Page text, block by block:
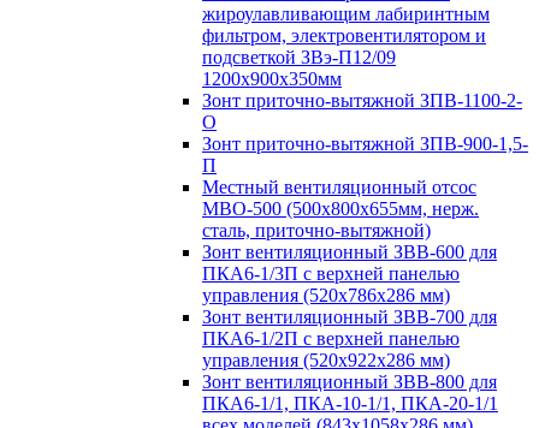
жироулавливающим лабиринтным
фильтром, электровентилятором и
подсветкой ЗВэ-П12/09
1200х900х350мм
Зонт приточно-вытяжной ЗПВ-1100-2-
О
Зонт приточно-вытяжной ЗПВ-900-1,5-
П
Местный вентиляционный отсос
МВО-500 (500х800х655мм, нерж.
сталь, приточно-вытяжной)
Зонт вентиляционный ЗВВ-600 для
ПКА6-1/3П с верхней панелью
управления (520х786х286 мм)
Зонт вентиляционный ЗВВ-700 для
ПКА6-1/2П с верхней панелью
управления (520х922х286 мм)
Зонт вентиляционный ЗВВ-800 для
ПКА6-1/1, ПКА-10-1/1, ПКА-20-1/1